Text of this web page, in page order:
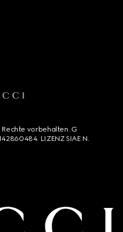
Rechte vorbehalten. G
LIZENZ SIAE N.